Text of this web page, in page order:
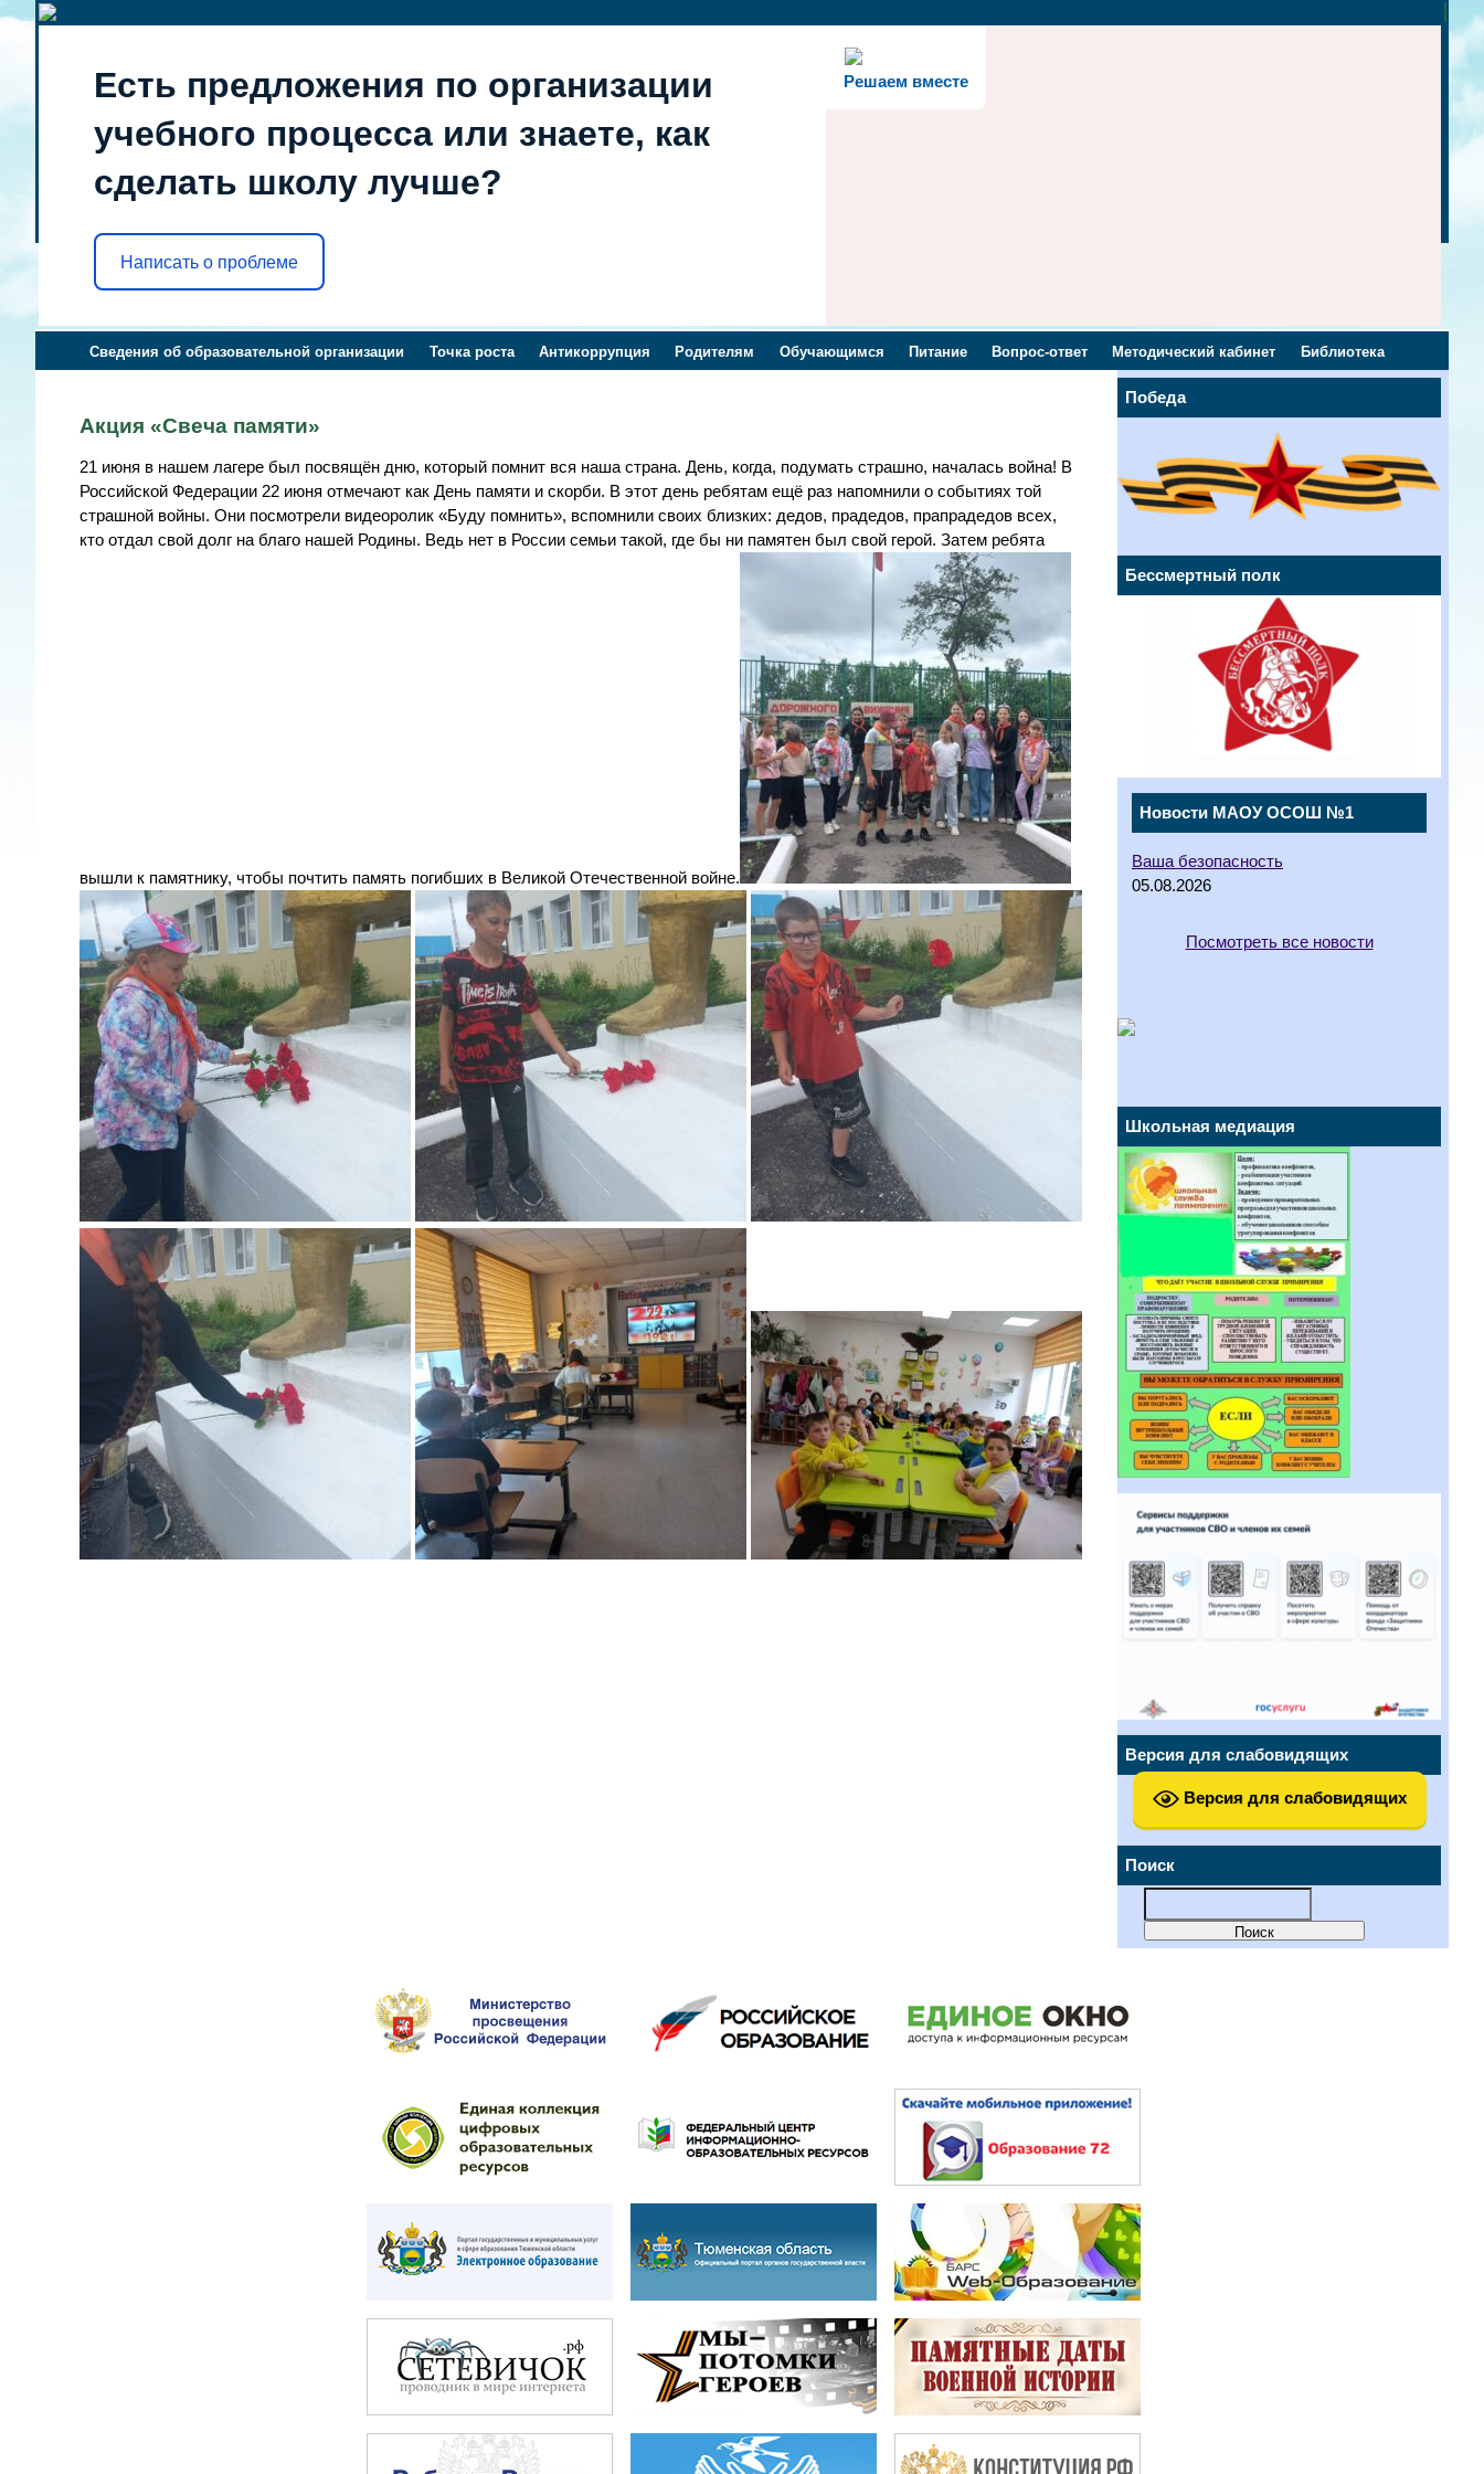
Решаем вместе
Есть предложения по организации
учебного процесса или знаете, как
сделать школу лучше?
Написать о проблеме
Сведения об образовательной организации Точка роста Антикоррупция Родителям Обучающимся Питание Вопрос-ответ Методический кабинет Библиотека
Победа
Бессмертный полк
Новости МАОУ ОСОШ №1
Ваша безопасность
05.08.2026
Посмотреть все новости
Школьная медиация
Версия для слабовидящих
Версия для слабовидящих
Поиск
Акция «Свеча памяти»
21 июня в нашем лагере был посвящён дню, который помнит вся наша страна. День, когда, подумать страшно, началась война! В
Российской Федерации 22 июня отмечают как День памяти и скорби. В этот день ребятам ещё раз напомнили о событиях той
страшной войны. Они посмотрели видеоролик «Буду помнить», вспомнили своих близких: дедов, прадедов, прапрадедов всех,
кто отдал свой долг на благо нашей Родины. Ведь нет в России семьи такой, где бы ни памятен был свой герой. Затем ребята
вышли к памятнику, чтобы почтить память погибших в Великой Отечественной войне.